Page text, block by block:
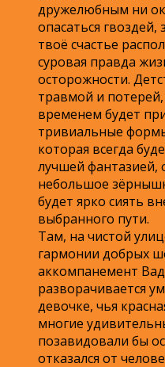
дружелюбным ни
опасаться
твоё счастье
суровая правда
осторожности.
травмой и
временем будет
тривиальные
которая всегда
лучшей
небольшое
будет ярко сиять
выбранного пути.
Там, на чистой
гармонии добрых
аккомпанемент
разворачивается
девочке, чья
многие
позавидовали бы
отказался от